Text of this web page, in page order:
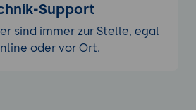
Support
sind immer zur Stelle, egal
oder vor Ort.